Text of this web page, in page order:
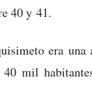
40 y 41.
era
mil